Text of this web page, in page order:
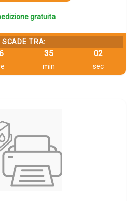
gratuita
SCADE TRA:
35
min
01
sec